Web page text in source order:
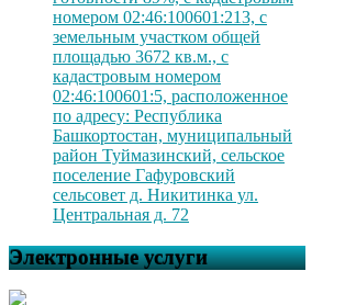
номером 02:46:100601:213, с
земельным участком общей
площадью 3672 кв.м., с
кадастровым номером
02:46:100601:5, расположенное
по адресу: Республика
Башкортостан, муниципальный
район Туймазинский, сельское
поселение Гафуровский
сельсовет д. Никитинка ул.
Центральная д. 72
Электронные услуги